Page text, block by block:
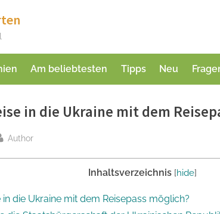
Am beliebtesten Tipps Neu
in die Ukraine mit dem
By
Author
Inhaltsverzeichnis [hide]
in die Ukraine mit dem Reisepass möglich?